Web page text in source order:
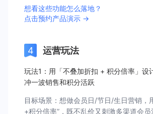
想看这些功能怎么落地？
点击预约产品演示 →
运营玩法
玩法1：用「不叠加折扣 + 积分倍率」设
冲一波销售和积分活跃
目标场景：想做会员日/节日/生日营销，
+积分倍率”，既不乱价又刺激多渠道会员